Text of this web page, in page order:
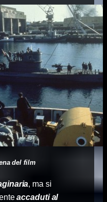
del film
, ma si
accaduti al